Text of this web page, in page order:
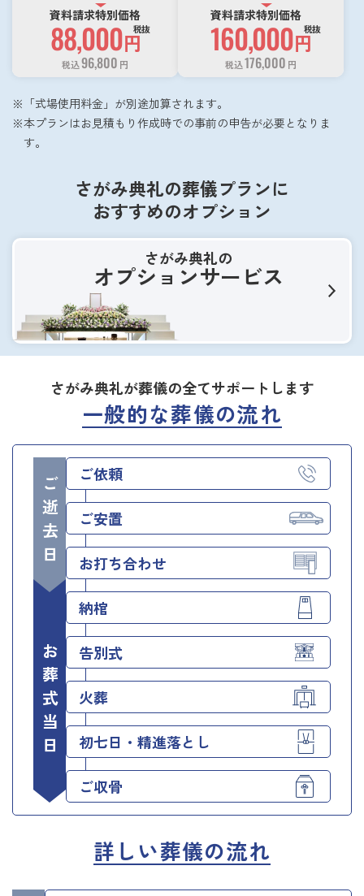
資料請求特別価格
88,000円
税抜
税込96,800 円
資料請求特別価格
160,000円
税抜
税込176,000 円
「式場使用料金」が別途加算されます。
本プランはお見積もり作成時での事前の申告が必要となりま
す。
さがみ典礼の葬儀プランに
おすすめのオプション
さがみ典礼の
オプションサービス
さがみ典礼が葬儀の全てサポートします
一般的な葬儀の流れ
ご逝去日 ご依頼
ご安置
お打ち合わせ
お葬式当日
納棺
告別式
火葬
初七日・精進落とし
ご収骨
詳しい葬儀の流れ